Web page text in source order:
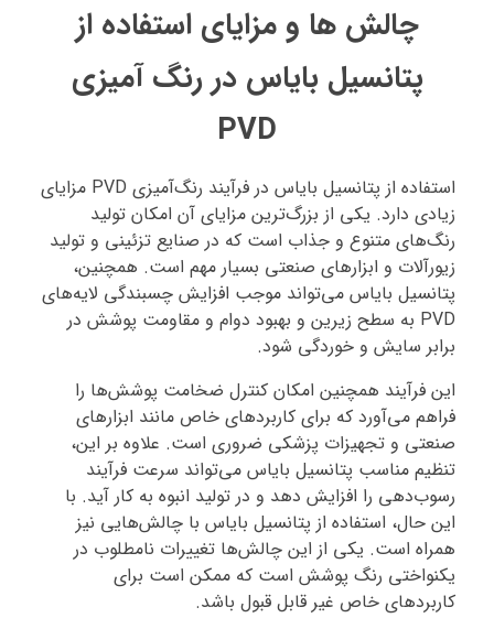
چالش‌ ها و مزایای استفاده از
پتانسیل بایاس در رنگ‌ آمیزی
PVD
استفاده از پتانسیل بایاس در فرآیند رنگ‌آمیزی PVD مزایای
زیادی دارد. یکی از بزرگ‌ترین مزایای آن امکان تولید
رنگ‌های متنوع و جذاب است که در صنایع تزئینی و تولید
زیورآلات و ابزارهای صنعتی بسیار مهم است. همچنین،
پتانسیل بایاس می‌تواند موجب افزایش چسبندگی لایه‌های
PVD به سطح زیرین و بهبود دوام و مقاومت پوشش در
برابر سایش و خوردگی شود.
این فرآیند همچنین امکان کنترل ضخامت پوشش‌ها را
فراهم می‌آورد که برای کاربردهای خاص مانند ابزارهای
صنعتی و تجهیزات پزشکی ضروری است. علاوه بر این،
تنظیم مناسب پتانسیل بایاس می‌تواند سرعت فرآیند
رسوب‌دهی را افزایش دهد و در تولید انبوه به کار آید. با
این حال، استفاده از پتانسیل بایاس با چالش‌هایی نیز
همراه است. یکی از این چالش‌ها تغییرات نامطلوب در
یکنواختی رنگ پوشش است که ممکن است برای
کاربردهای خاص غیر قابل قبول باشد.